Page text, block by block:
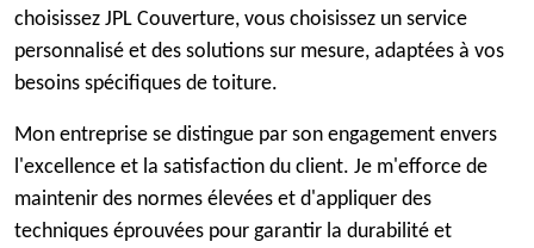
choisissez JPL Couverture, vous choisissez un service
personnalisé et des solutions sur mesure, adaptées à vos
besoins spécifiques de toiture.
Mon entreprise se distingue par son engagement envers
l'excellence et la satisfaction du client. Je m'efforce de
maintenir des normes élevées et d'appliquer des
techniques éprouvées pour garantir la durabilité et